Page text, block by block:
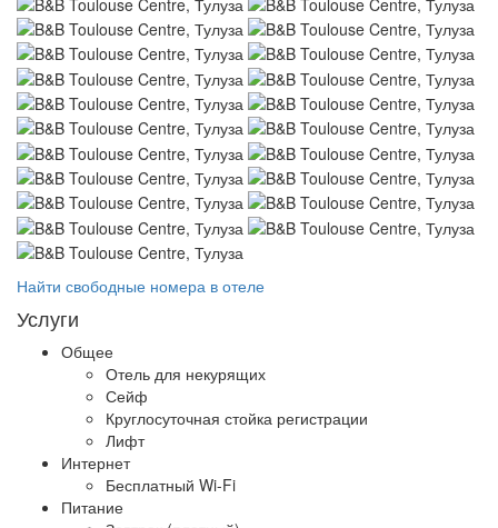
Найти свободные номера в отеле
Услуги
Общее
Отель для некурящих
Сейф
Круглосуточная стойка регистрации
Лифт
Интернет
Бесплатный Wi-Fi
Питание